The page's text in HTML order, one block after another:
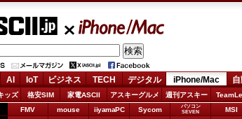
iPhone/Mac
AI IoT ビジネス TECH デジタル iPhone/Mac
ッズ 格安SIM 家電ASCII アスキーグルメ 週刊アスキー
FMV mouse iiyamaPC Sycom
パソコン
SEVEN
MSI